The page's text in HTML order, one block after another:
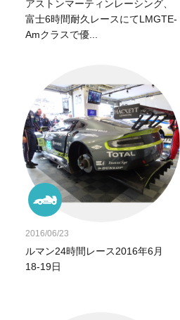
アストンマーティンレーシング、
富士6時間耐久レースにてLMGTE-
Amクラスで優...
2016/06/23
ルマン24時間レース2016年6月
18‐19日